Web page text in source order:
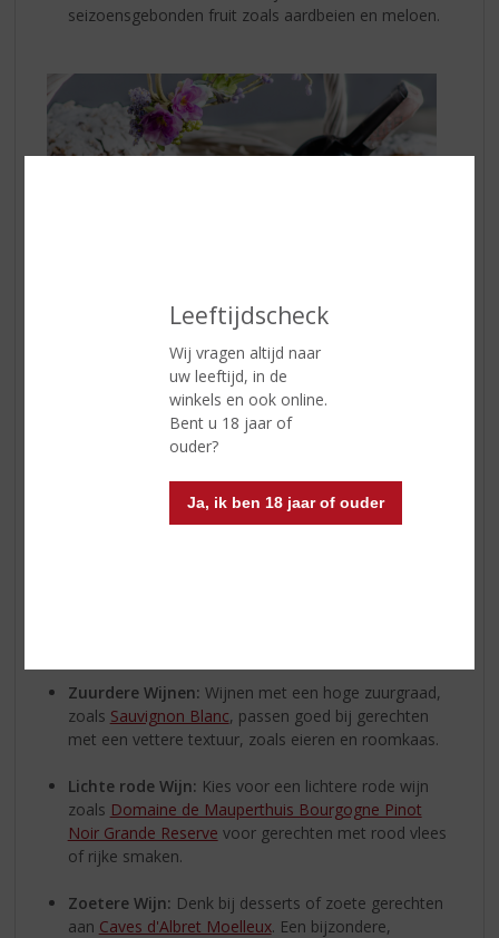
Leeftijdscheck
Wij vragen altijd naar
uw leeftijd, in de
winkels en ook online.
Bent u 18 jaar of
ouder?
Ja, ik ben 18 jaar of ouder
seizoensgebonden fruit zoals aardbeien en meloen.
Wijnselectie tips!
Bij het kiezen van de juiste wijnen voor je paasbrunch is
het belangrijk om rekening te houden met de balans
tussen de smaken van de gerechten en de wijnen. Hier
Zuurdere Wijnen: Wijnen met een hoge zuurgraad,
zoals Sauvignon Blanc, passen goed bij gerechten
met een vettere textuur, zoals eieren en roomkaas.
Lichte rode Wijn: Kies voor een lichtere rode wijn
zoals Domaine de Mauperthuis Bourgogne Pinot
Noir Grande Reserve voor gerechten met rood vlees
of rijke smaken.
Zoetere Wijn: Denk bij desserts of zoete gerechten
aan Caves d'Albret Moelleux. Een bijzondere,